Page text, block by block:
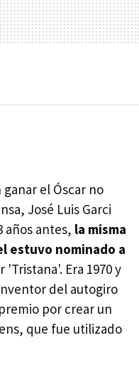
el Óscar no
José Luis Garci
años antes, la misma
estuvo nominado a
'Tristana'. Era 1970 y
del autogiro
por crear un
que fue utilizado